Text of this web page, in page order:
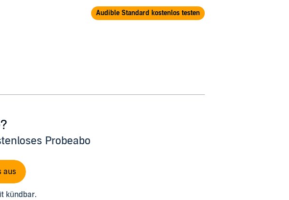
Audible Standard kostenlos testen
Probeabo
aus
kündbar.